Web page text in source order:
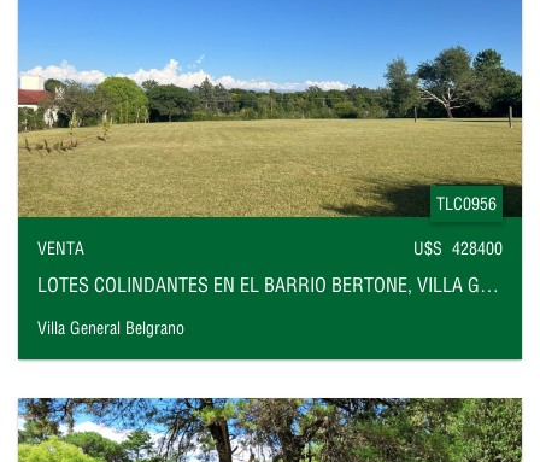
TLC0956
VENTA U$S 428400
LOTES COLINDANTES EN EL BARRIO BERTONE, VILLA GENERAL BELGRANO
Villa General Belgrano